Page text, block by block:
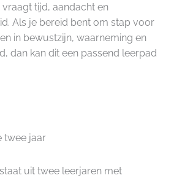
vraagt tijd, aandacht en
Als je bereid bent om stap voor
in bewustzijn, waarneming en
dan kan dit een passend leerpad
twee jaar
uit twee leerjaren met